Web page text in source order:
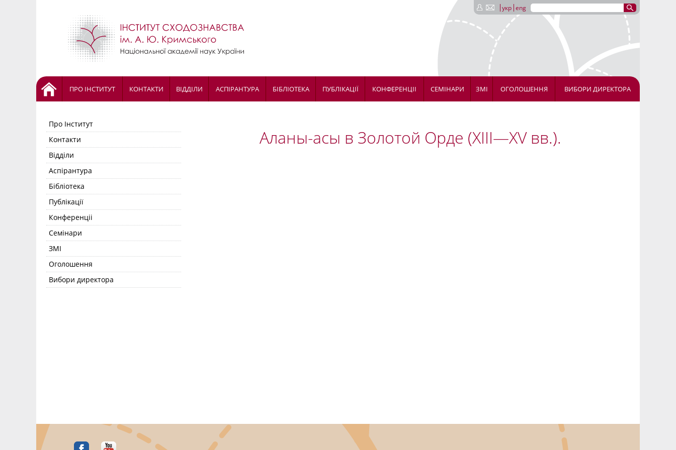
укр eng
ПРО ІНСТИТУТ КОНТАКТИ ВІДДІЛИ АСПІРАНТУРА БІБЛІОТЕКА ПУБЛІКАЦІЇ КОНФЕРЕНЦІІ СЕМІНАРИ ЗМІ ОГОЛОШЕННЯ ВИБОРИ ДИРЕКТОРА
Про Інститут
Контакти
Відділи
Аспірантура
Бібліотека
Публікації
Конференціі
Семінари
ЗМІ
Оголошення
Вибори директора
Аланы-асы в Золотой Орде (XIII—XV вв.).